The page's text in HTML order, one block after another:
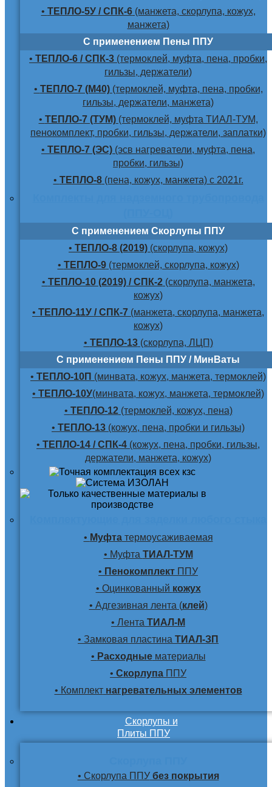
• ТЕПЛО-5У / СПК-6(манжета, скорлупа, кожух,
манжета)
С применением Пены ППУ
• ТЕПЛО-6 / СПК-3 (термоклей, муфта, пена, пробки,
гильзы, держатели)
• ТЕПЛО-7 (М40)(термоклей, муфта, пена, пробки,
гильзы, держатели, манжета)
• ТЕПЛО-7 (ТУМ)(термоклей, муфта ТИАЛ-ТУМ,
пенокомплект, пробки, гильзы, держатели, заплатки)
• ТЕПЛО-7 (ЭС) (эсв нагреватели, муфта, пена,
пробки, гильзы)
• ТЕПЛО-8(пена, кожух, манжета) с 2021г.
С применением Скорлупы ППУ
• ТЕПЛО-8 (2019) (скорлупа, кожух)
• ТЕПЛО-9(термоклей, скорлупа, кожух)
• ТЕПЛО-10 (2019) / СПК-2(скорлупа, манжета,
кожух)
• ТЕПЛО-11У / СПК-7 (манжета, скорлупа, манжета,
кожух)
• ТЕПЛО-13(скорлупа, ЛЦП)
С применением Пены ППУ / МинВаты
• ТЕПЛО-10П (минвата, кожух, манжета, термоклей)
• ТЕПЛО-10У(минвата, кожух, манжета, термоклей)
• ТЕПЛО-12(термоклей, кожух, пена)
• ТЕПЛО-13 (кожух, пена, пробки и гильзы)
• ТЕПЛО-14 / СПК-4 (кожух, пена, пробки, гильзы,
держатели, манжета, кожух)
• Муфтатермоусаживаемая
• Муфта ТИАЛ-ТУМ
• Пенокомплект ППУ
• Оцинкованный кожух
• Адгезивная лента (клей)
• Лента ТИАЛ-М
• Замковая пластина ТИАЛ-ЗП
• Расходныематериалы
• Скорлупа ППУ
• Комплектнагревательных элементов
Скорлупы и
Плиты ППУ
• Скорлупа ППУбез покрытия